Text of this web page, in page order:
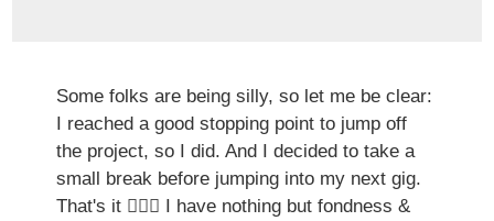
Some folks are being silly, so let me be clear:
I reached a good stopping point to jump off
the project, so I did. And I decided to take a
small break before jumping into my next gig.
That's it 🤷🏻‍♀️ I have nothing but fondness &